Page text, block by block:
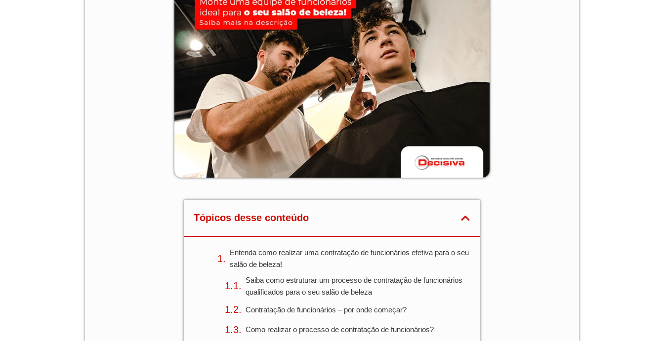
Tópicos desse conteúdo
Entenda como realizar uma contratação de funcionários efetiva para o seu
salão de beleza!
Saiba como estruturar um processo de contratação de funcionários
qualificados para o seu salão de beleza
Contratação de funcionários – por onde começar?
Como realizar o processo de contratação de funcionários?